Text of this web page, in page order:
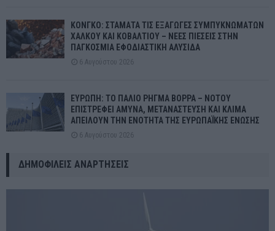
ΚΟΝΓΚΟ: ΣΤΑΜΑΤΑ ΤΙΣ ΕΞΑΓΩΓΕΣ ΣΥΜΠΥΚΝΩΜΑΤΩΝ
ΧΑΛΚΟΥ ΚΑΙ ΚΟΒΑΛΤΙΟΥ – ΝΕΕΣ ΠΙΕΣΕΙΣ ΣΤΗΝ
ΠΑΓΚΟΣΜΙΑ ΕΦΟΔΙΑΣΤΙΚΗ ΑΛΥΣΙΔΑ
6 Αυγούστου 2026
ΕΥΡΩΠΗ: ΤΟ ΠΑΛΙΟ ΡΗΓΜΑ ΒΟΡΡΑ – ΝΟΤΟΥ
ΕΠΙΣΤΡΕΦΕΙ ΑΜΥΝΑ, ΜΕΤΑΝΑΣΤΕΥΣΗ ΚΑΙ ΚΛΙΜΑ
ΑΠΕΙΛΟΥΝ ΤΗΝ ΕΝΟΤΗΤΑ ΤΗΣ ΕΥΡΩΠΑΪΚΗΣ ΕΝΩΣΗΣ
6 Αυγούστου 2026
ΔΗΜΟΦΙΛΕΊΣ ΑΝΑΡΤΉΣΕΙΣ